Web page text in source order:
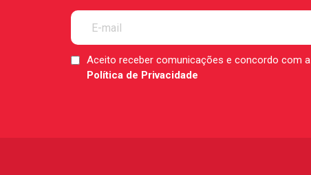
LGPDAceito receber comunicações e concordo com a
Política de Privacidade